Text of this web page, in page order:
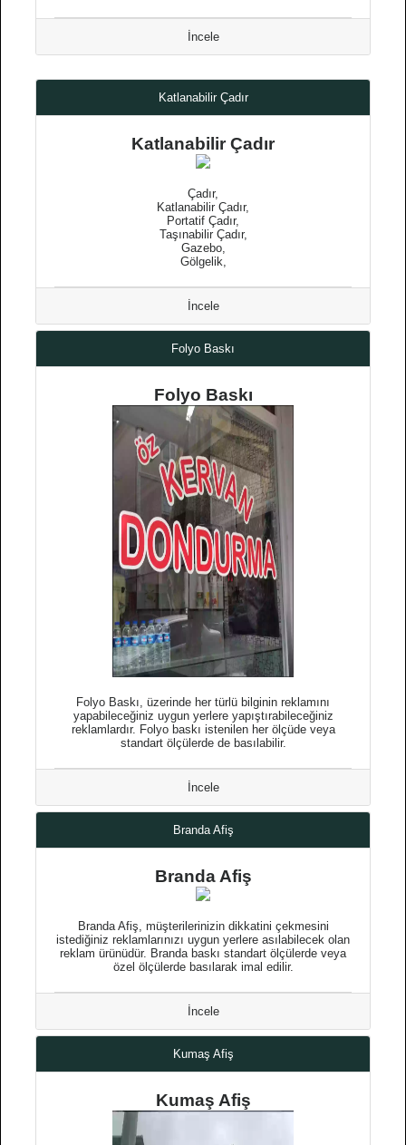
İncele
Katlanabilir Çadır
Katlanabilir Çadır
Çadır,
Katlanabilir Çadır,
Portatif Çadır,
Taşınabilir Çadır,
Gazebo,
Gölgelik,
İncele
Folyo Baskı
Folyo Baskı
Folyo Baskı, üzerinde her türlü bilginin reklamını
yapabileceğiniz uygun yerlere yapıştırabileceğiniz
reklamlardır. Folyo baskı istenilen her ölçüde veya
standart ölçülerde de basılabilir.
İncele
Branda Afiş
Branda Afiş
Branda Afiş, müşterilerinizin dikkatini çekmesini
istediğiniz reklamlarınızı uygun yerlere asılabilecek olan
reklam ürünüdür. Branda baskı standart ölçülerde veya
özel ölçülerde basılarak imal edilir.
İncele
Kumaş Afiş
Kumaş Afiş